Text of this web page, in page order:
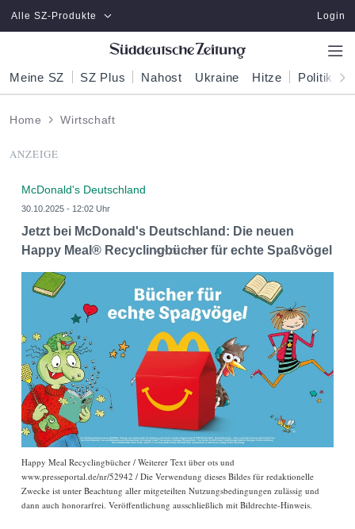
Zum Hauptinhalt springen
Alle SZ-Produkte Login
Meine SZ SZ Plus Nahost Ukraine Hitze Politik
Home Wirtschaft
ANZEIGE
McDonald's Deutschland
30.10.2025 - 12:02 Uhr
Jetzt bei McDonald's Deutschland: Die neuen
Happy Meal® Recyclingbücher für echte Spaßvögel
Happy Meal Recyclingbücher / Weiterer Text über ots und
www.presseportal.de/nr/52942 / Die Verwendung dieses Bildes für redaktionelle
Zwecke ist unter Beachtung aller mitgeteilten Nutzungsbedingungen zulässig und
dann auch honorarfrei. Veröffentlichung ausschließlich mit Bildrechte-Hinweis.